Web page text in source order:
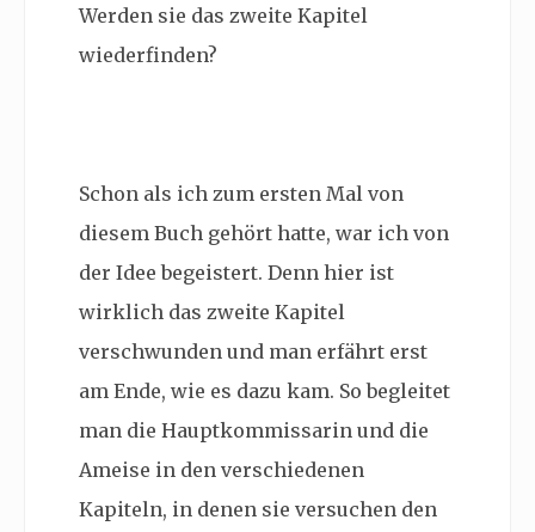
Werden sie das zweite Kapitel
wiederfinden?
Schon als ich zum ersten Mal von
diesem Buch gehört hatte, war ich von
der Idee begeistert. Denn hier ist
wirklich das zweite Kapitel
verschwunden und man erfährt erst
am Ende, wie es dazu kam. So begleitet
man die Hauptkommissarin und die
Ameise in den verschiedenen
Kapiteln, in denen sie versuchen den